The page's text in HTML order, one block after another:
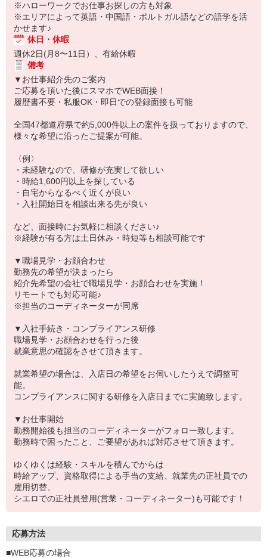
※ハローワークでお仕事お探しの方も対象
※エリアによって英語・中国語・ポルトガル語などの語学を活
かせます♪
休日・休暇
週休2日(月8〜11日）、有給休暇
備考
▼お仕事紹介先のご案内
ご応募を頂いた後にスマホでWEB面接！
履歴書不要・私服OK・即日での登録面接も可能
全国47都道府県で約5,000件以上の案件を扱っておりますので、
様々な希望に沿ったご提案が可能。
〈例〉
・未経験なので、研修が充実して欲しい
・時給1,600円以上を探している
・自宅からなるべく近くが良い
・入社開始日を相談出来る先が良い
など、面接時にお気軽に相談ください♪
※経験が有る方は土日休み・時短等も相談可能です
▼職場見学・お顔合わせ
勤務先の希望が決まったら
紹介先希望の会社で職場見学・お顔合わせを実施！
リモートでも対応可能♪
※担当のコーディネーターが同席
▼入社手続き・コンプライアンス研修
職場見学・お顔合わせを行った後
就業意思の確認をさせて頂きます。
就業希望の場合は、入店日の希望をお伺いしたうえで調整可
能。
コンプライアンスに関する研修を入店日までに実施致します。
▼お仕事開始
勤務開始後も担当のコーディネーターがフォロー致します。
勤務時で困ったこと、ご要望があれば対応させて頂きます。
ゆくゆくは経験・スキルを積んでからは
時給アップ、資格取得による手当の支給、就業先の正社員での
雇用切替、
シエロでの正社員登用(営業・コーディネーター)も可能です！
応募方法
■WEB応募の場合